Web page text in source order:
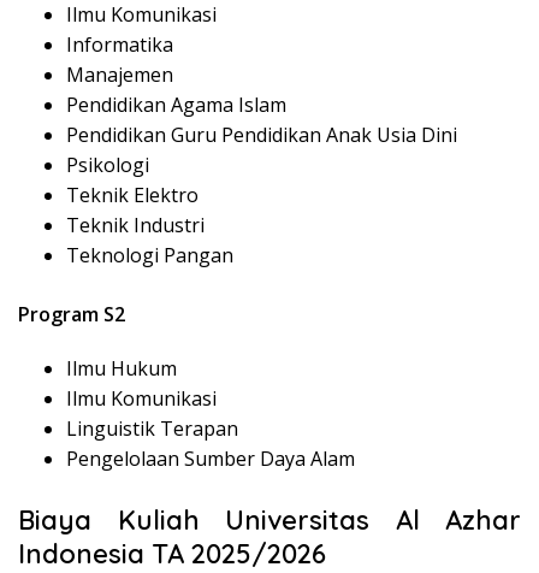
Ilmu Komunikasi
Informatika
Manajemen
Pendidikan Agama Islam
Pendidikan Guru Pendidikan Anak Usia Dini
Psikologi
Teknik Elektro
Teknik Industri
Teknologi Pangan
Program S2
Ilmu Hukum
Ilmu Komunikasi
Linguistik Terapan
Pengelolaan Sumber Daya Alam
Biaya Kuliah Universitas Al Azhar
Indonesia TA 2025/2026